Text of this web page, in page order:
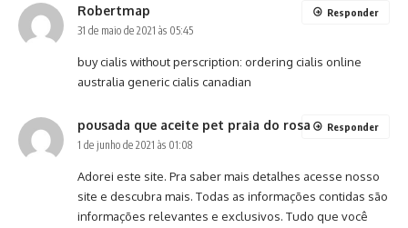
Robertmap
31 de maio de 2021 às 05:45
buy cialis without perscription: ordering cialis online
australia generic cialis canadian
Responder
pousada que aceite pet praia do rosa
1 de junho de 2021 às 01:08
Adorei este site. Pra saber mais detalhes acesse nosso
site e descubra mais. Todas as informações contidas são
informações relevantes e exclusivos. Tudo que você
Responder